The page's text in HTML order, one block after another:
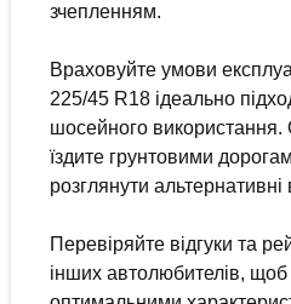
зчепленням.
Враховуйте умови
225/45 R18 ідеально
шосейного
їздите грунтовими
розглянути альтернативні
Перевіряйте відгуки та
інших автолюбителів,